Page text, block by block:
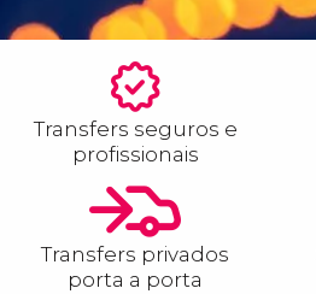
Transfers seguros e
profissionais
Transfers privados
porta a porta